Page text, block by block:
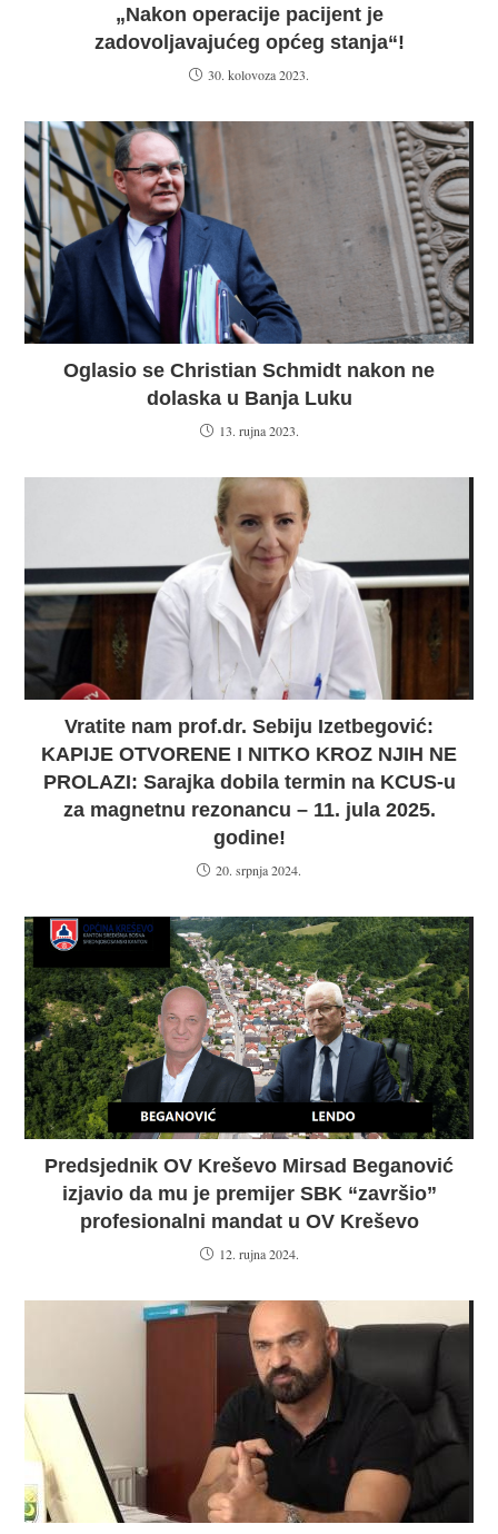
„Nakon operacije pacijent je
zadovoljavajućeg općeg stanja“!
30. kolovoza 2023.
Oglasio se Christian Schmidt nakon ne
dolaska u Banja Luku
13. rujna 2023.
Vratite nam prof.dr. Sebiju Izetbegović:
KAPIJE OTVORENE I NITKO KROZ NJIH NE
PROLAZI: Sarajka dobila termin na KCUS-u
za magnetnu rezonancu – 11. jula 2025.
godine!
20. srpnja 2024.
Predsjednik OV Kreševo Mirsad Beganović
izjavio da mu je premijer SBK “završio”
profesionalni mandat u OV Kreševo
12. rujna 2024.